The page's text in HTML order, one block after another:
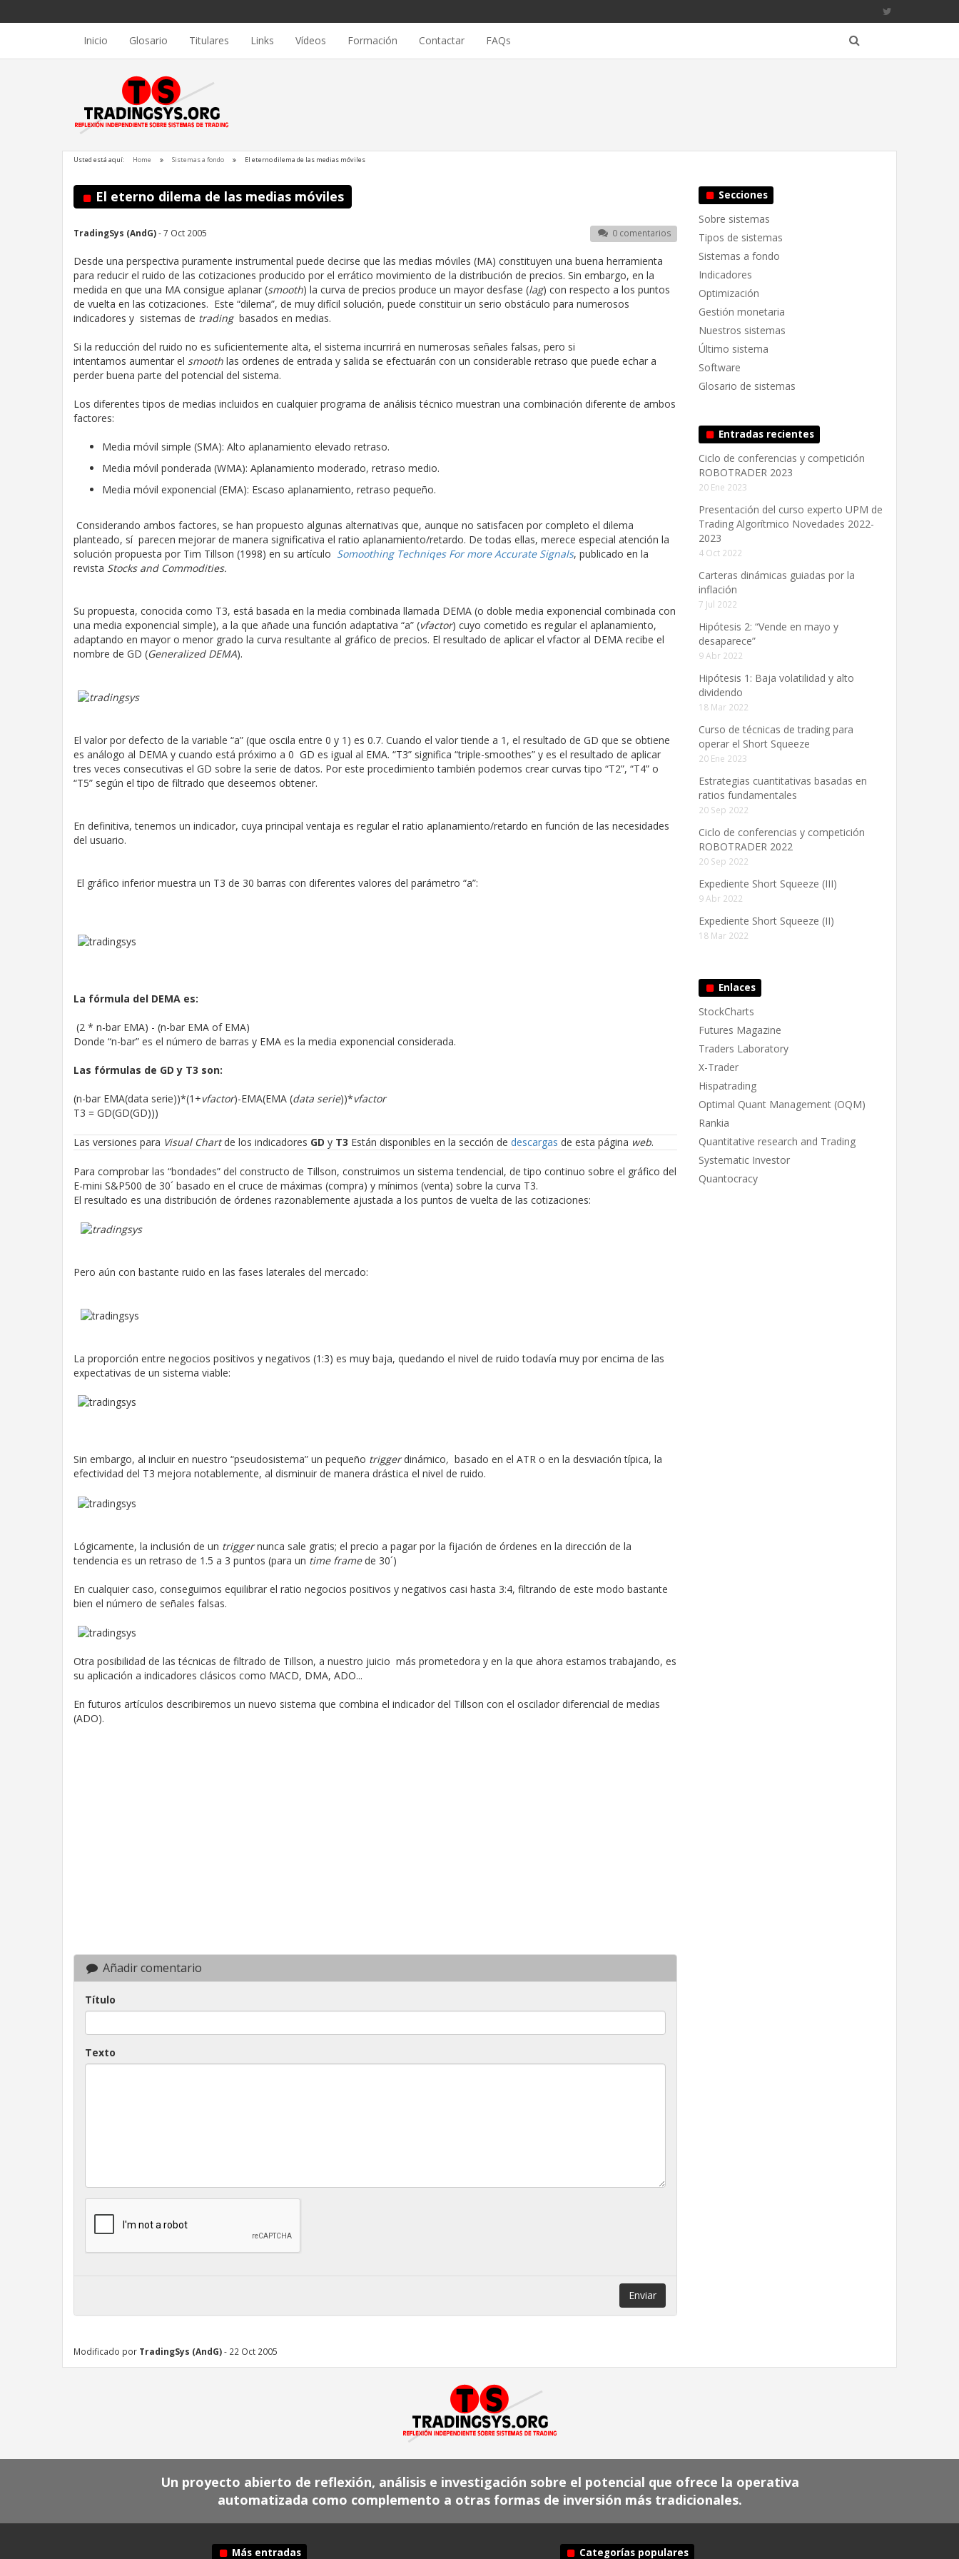
Inicio Glosario Titulares Links Vídeos Formación Contactar FAQs
Usted está aquí: Home Sistemas a fondo El eterno dilema de las medias móviles
El eterno dilema de las medias móviles
TradingSys (AndG)- 7 Oct 2005 0 comentarios
Desde una perspectiva puramente instrumental puede decirse que las medias móviles (MA) constituyen una buena herramienta
para reducir el ruido de las cotizaciones producido por el errático movimiento de la distribución de precios. Sin embargo, en la
medida en que una MA consigue aplanar (smooth) la curva de precios produce un mayor desfase (lag) con respecto a los puntos
de vuelta en las cotizaciones. Este “dilema”, de muy difícil solución, puede constituir un serio obstáculo para numerosos
indicadores y sistemas de tradingbasados en medias.
Si la reducción del ruido no es suficientemente alta, el sistema incurrirá en numerosas señales falsas, pero si
intentamos aumentar el smooth las ordenes de entrada y salida se efectuarán con un considerable retraso que puede echar a
perder buena parte del potencial del sistema.
Los diferentes tipos de medias incluidos en cualquier programa de análisis técnico muestran una combinación diferente de ambos
factores:
Media móvil simple (SMA): Alto aplanamiento elevado retraso.
Media móvil ponderada (WMA): Aplanamiento moderado, retraso medio.
Media móvil exponencial (EMA): Escaso aplanamiento, retraso pequeño.
Considerando ambos factores, se han propuesto algunas alternativas que, aunque no satisfacen por completo el dilema
planteado, sí parecen mejorar de manera significativa el ratio aplanamiento/retardo. De todas ellas, merece especial atención la
solución propuesta por Tim Tillson (1998) en su artículo Somoothing Techniqes For more Accurate Signals, publicado en la
revista Stocks and Commodities.
Su propuesta, conocida como T3, está basada en la media combinada llamada DEMA (o doble media exponencial combinada con
una media exponencial simple), a la que añade una función adaptativa “a” (vfactor) cuyo cometido es regular el aplanamiento,
adaptando en mayor o menor grado la curva resultante al gráfico de precios. El resultado de aplicar el vfactor al DEMA recibe el
nombre de GD (Generalized DEMA).
El valor por defecto de la variable “a” (que oscila entre 0 y 1) es 0.7. Cuando el valor tiende a 1, el resultado de GD que se obtiene
es análogo al DEMA y cuando está próximo a 0 GD es igual al EMA. “T3” significa “triple-smoothes” y es el resultado de aplicar
tres veces consecutivas el GD sobre la serie de datos. Por este procedimiento también podemos crear curvas tipo “T2”, “T4” o
“T5” según el tipo de filtrado que deseemos obtener.
En definitiva, tenemos un indicador, cuya principal ventaja es regular el ratio aplanamiento/retardo en función de las necesidades
del usuario.
El gráfico inferior muestra un T3 de 30 barras con diferentes valores del parámetro “a”:
La fórmula del DEMA es:
(2 * n-bar EMA) - (n-bar EMA of EMA)
Donde “n-bar” es el número de barras y EMA es la media exponencial considerada.
Las fórmulas de GD y T3 son:
(n-bar EMA(data serie))*(1+vfactor)-EMA(EMA (data serie))*vfactor
T3 = GD(GD(GD)))
Las versiones para Visual Chartde los indicadores GD y T3 Están disponibles en la sección de descargas de esta página web.
Para comprobar las “bondades” del constructo de Tillson, construimos un sistema tendencial, de tipo continuo sobre el gráfico del
E-mini S&P500 de 30´ basado en el cruce de máximas (compra) y mínimos (venta) sobre la curva T3.
El resultado es una distribución de órdenes razonablemente ajustada a los puntos de vuelta de las cotizaciones:
Pero aún con bastante ruido en las fases laterales del mercado:
La proporción entre negocios positivos y negativos (1:3) es muy baja, quedando el nivel de ruido todavía muy por encima de las
expectativas de un sistema viable:
Sin embargo, al incluir en nuestro “pseudosistema” un pequeño triggerdinámico, basado en el ATR o en la desviación típica, la
efectividad del T3 mejora notablemente, al disminuir de manera drástica el nivel de ruido.
Lógicamente, la inclusión de un triggernunca sale gratis; el precio a pagar por la fijación de órdenes en la dirección de la
tendencia es un retraso de 1.5 a 3 puntos (para un time framede 30´)
En cualquier caso, conseguimos equilibrar el ratio negocios positivos y negativos casi hasta 3:4, filtrando de este modo bastante
bien el número de señales falsas.
Otra posibilidad de las técnicas de filtrado de Tillson, a nuestro juicio más prometedora y en la que ahora estamos trabajando, es
su aplicación a indicadores clásicos como MACD, DMA, ADO...
En futuros artículos describiremos un nuevo sistema que combina el indicador del Tillson con el oscilador diferencial de medias
(ADO).
Añadir comentario
Título
Texto
Enviar
Modificado por TradingSys (AndG)- 22 Oct 2005
Secciones
Sobre sistemas
Tipos de sistemas
Sistemas a fondo
Indicadores
Optimización
Gestión monetaria
Nuestros sistemas
Último sistema
Software
Glosario de sistemas
Entradas recientes
Ciclo de conferencias y competición
ROBOTRADER 2023
20 Ene 2023
Presentación del curso experto UPM de
Trading Algorítmico Novedades 2022-
2023
4 Oct 2022
Carteras dinámicas guiadas por la
inflación
7 Jul 2022
Hipótesis 2: “Vende en mayo y
desaparece”
9 Abr 2022
Hipótesis 1: Baja volatilidad y alto
dividendo
18 Mar 2022
Curso de técnicas de trading para
operar el Short Squeeze
20 Ene 2023
Estrategias cuantitativas basadas en
ratios fundamentales
20 Sep 2022
Ciclo de conferencias y competición
ROBOTRADER 2022
20 Sep 2022
Expediente Short Squeeze (III)
9 Abr 2022
Expediente Short Squeeze (II)
18 Mar 2022
Enlaces
StockCharts
Futures Magazine
Traders Laboratory
X-Trader
Hispatrading
Optimal Quant Management (OQM)
Rankia
Quantitative research and Trading
Systematic Investor
Quantocracy
Un proyecto abierto de reflexión, análisis e investigación sobre el potencial que ofrece la operativa
automatizada como complemento a otras formas de inversión más tradicionales.
Más entradas Categorías populares